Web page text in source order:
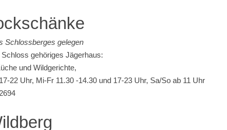
Schlossberges gelegen
gehöriges Jägerhaus:
und Wildgerichte,
22 Uhr, Mi-Fr 11.30 -14.30 und 17-23 Uhr, Sa/So ab 11 Uhr